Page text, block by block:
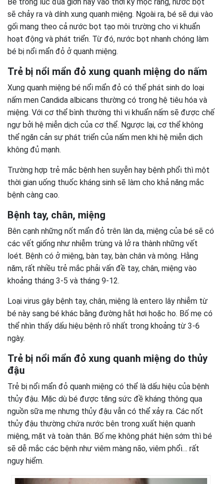
sẽ chảy ra và dính xung quanh miệng. Ngoài ra, bé sẽ dụi vào
gối mang theo cả nước bọt tạo môi trường cho vi khuẩn
hoạt động và phát triển. Từ đó, nước bọt nhanh chóng làm
bé bị nổi mẩn đỏ ở quanh miệng.
Trẻ bị nổi mẩn đỏ xung quanh miệng do nấm
Xung quanh miệng bé nổi mẩn đỏ có thể phát sinh do loại
nấm men Candida albicans thường có trong hệ tiêu hóa và
miệng. Với cơ thể bình thường thì vi khuẩn nấm sẽ được chế
ngự bởi hệ miễn dịch của cơ thể. Ngược lại, cơ thể không
thể ngăn cản sự phát triển của nấm men khi hệ miễn dịch
không đủ mạnh.
Trường hợp trẻ mắc bệnh hen suyễn hay bệnh phổi thì một
thời gian uống thuốc kháng sinh sẽ làm cho khả năng mắc
bệnh càng cao.
Bệnh tay, chân, miệng
Bên cạnh những nốt mẩn đỏ trên làn da, miệng của bé sẽ có
các vết giống như nhiễm trùng và lở ra thành những vết
loét. Bệnh có ở miệng, bàn tay, bàn chân và mông. Hằng
năm, rất nhiều trẻ mắc phải vấn đề tay, chân, miệng vào
khoảng tháng 3-5 và tháng 9-12.
Loại virus gây bệnh tay, chân, miệng là entero lây nhiễm từ
bé này sang bé khác bằng đường hắt hơi hoặc ho. Bố mẹ có
thể nhìn thấy dấu hiệu bệnh rõ nhất trong khoảng từ 3-6
ngày.
Trẻ bị nổi mẩn đỏ xung quanh miệng do thủy
đậu
Trẻ bị nổi mẩn đỏ quanh miệng có thể là dấu hiệu của bệnh
thủy đậu. Mặc dù bé được tăng sức đề kháng thông qua
nguồn sữa mẹ nhưng thủy đậu vẫn có thể xảy ra. Các nốt
thủy đậu thường chứa nước bên trong xuất hiện quanh
miệng, mặt và toàn thân. Bố mẹ không phát hiện sớm thì bé
sẽ dễ mắc các bệnh như viêm màng não, viêm phổi… rất
nguy hiểm.